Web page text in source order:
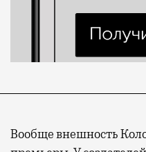
Вообще внешность